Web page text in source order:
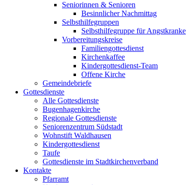
Seniorinnen & Senioren
Besinnlicher Nachmittag
Selbsthilfegruppen
Selbsthilfegruppe für Angstkranke
Vorbereitungskreise
Familiengottesdienst
Kirchenkaffee
Kindergottesdienst-Team
Offene Kirche
Gemeindebriefe
Gottesdienste
Alle Gottesdienste
Bugenhagenkirche
Regionale Gottesdienste
Seniorenzentrum Südstadt
Wohnstift Waldhausen
Kindergottesdienst
Taufe
Gottesdienste im Stadtkirchenverband
Kontakte
Pfarramt